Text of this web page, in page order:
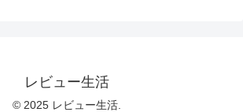
レビュー生活
© 2025 レビュー生活.